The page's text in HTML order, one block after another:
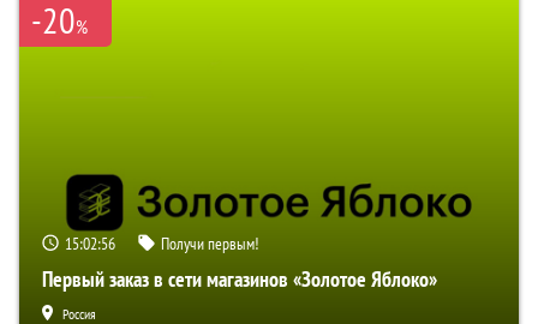
-20%
15:02:55 Получи первым!
Первый заказ в сети магазинов «Золотое Яблоко»
Россия